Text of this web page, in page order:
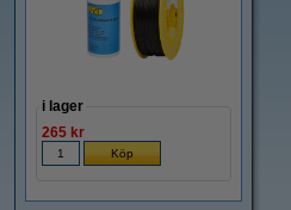
i lager
265 kr